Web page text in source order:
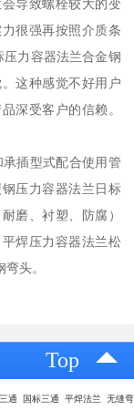
导致螺栓较大的变
很强再按照介质条
力容器法兰合金钢
这种感觉不好用户
深受客户的信赖。
插型式配合使用管
压力容器法兰日标
磨、衬塑、防腐）
焊压力容器法兰松
头。
Top
通 国标三通 平焊法兰 无缝弯